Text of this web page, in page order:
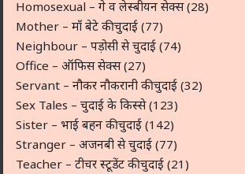
Homosexual – गे व लेस्बीयन सेक्स(28)
Mother – माँ बेटे की चुदाई (77)
Neighbour – पड़ोसी से चुदाई (74)
Office – ऑफिस सेक्स(27)
Servant – नौकर नौकरानी की चुदाई (32)
Sex Tales – चुदाई के किस्से(123)
Sister – भाई बहन की चुदाई (142)
Stranger – अजनबी से चुदाई (77)
Teacher – टीचर स्टूडेंट की चुदाई (21)